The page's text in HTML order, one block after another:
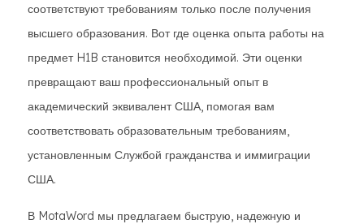
соответствуют требованиям только после получения
высшего образования. Вот где оценка опыта работы на
предмет H1B становится необходимой. Эти оценки
превращают ваш профессиональный опыт в
академический эквивалент США, помогая вам
соответствовать образовательным требованиям,
установленным Службой гражданства и иммиграции
США.
В MotaWord мы предлагаем быструю, надежную и